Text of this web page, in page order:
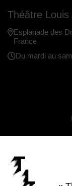
Théâtre Louis
Esplanade des
France
Du mardi au